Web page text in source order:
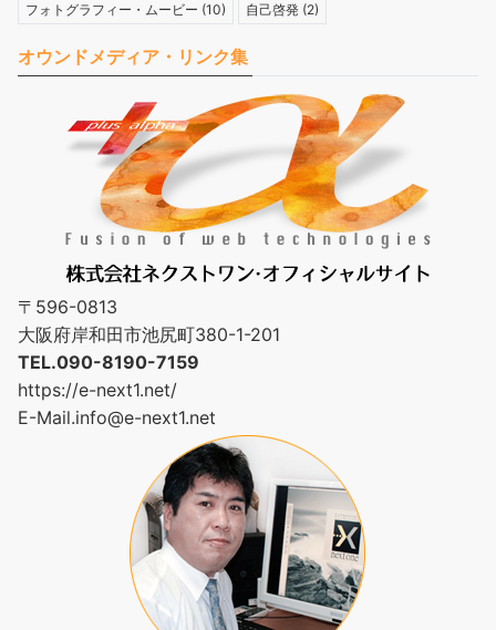
フォトグラフィー・ムービー (10) 自己啓発 (2)
オウンドメディア・リンク集
〒596-0813
大阪府岸和田市池尻町380-1-201
TEL.090-8190-7159
https://e-next1.net/
E-Mail.info@e-next1.net